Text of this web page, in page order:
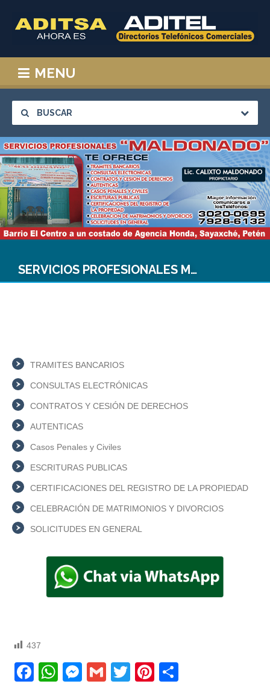
MENU
BUSCAR
SERVICIOS PROFESIONALES MALDONADO
TRAMITES BANCARIOS
CONSULTAS ELECTRÓNICAS
CONTRATOS Y CESIÓN DE DERECHOS
AUTENTICAS
Casos Penales y Civiles
ESCRITURAS PUBLICAS
CERTIFICACIONES DEL REGISTRO DE LA PROPIEDAD
CELEBRACIÓN DE MATRIMONIOS Y DIVORCIOS
SOLICITUDES EN GENERAL
437
Facebook
WhatsApp
Messenger
GmailTwitterPinterest